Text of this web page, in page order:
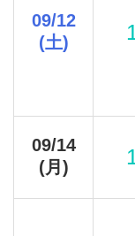
09/12
(土)
1
09/14
(月)
1